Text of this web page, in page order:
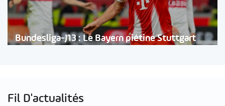
Bundesliga-J13 : Le Bayern piétine Stuttgart
Fil D'actualités